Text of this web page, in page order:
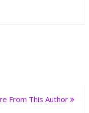
From This Author